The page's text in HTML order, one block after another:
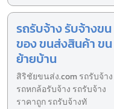
รถรับจ้าง รับจ้างขน
ของ ขนส่งสินค้า ขน
ย้ายบ้าน
สิริชัยขนส่ง.com รถรับจ้าง
รถหกล้อรับจ้าง รถรับจ้าง
ราคาถูก รถรับจ้างทั